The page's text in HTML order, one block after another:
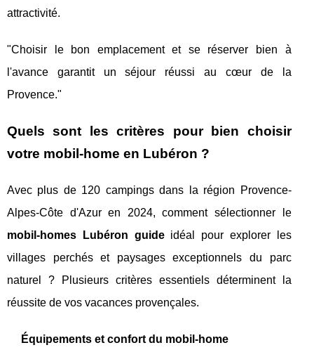
attractivité.
"Choisir le bon emplacement et se réserver bien à
l'avance garantit un séjour réussi au cœur de la
Provence."
Quels sont les critères pour bien choisir
votre mobil-home en Lubéron ?
Avec plus de 120 campings dans la région Provence-
Alpes-Côte d'Azur en 2024, comment sélectionner le
mobil-homes Lubéron guideidéal pour explorer les
villages perchés et paysages exceptionnels du parc
naturel ? Plusieurs critères essentiels déterminent la
réussite de vos vacances provençales.
Équipements et confort du mobil-home